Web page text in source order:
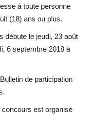
à toute personne
(18) ans ou plus.
débute le jeudi, 23 août
6 septembre 2018 à
de participation
concours est organisé